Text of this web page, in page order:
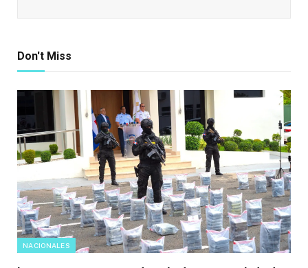
Don't Miss
NACIONALES